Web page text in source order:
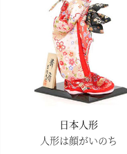
日本人形
人形は顔がいのち